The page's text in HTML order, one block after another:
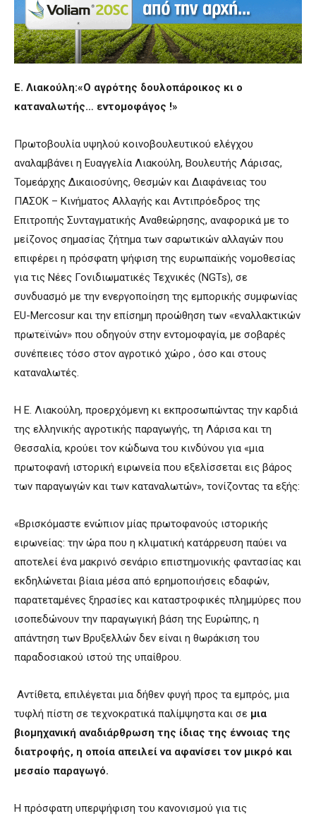
Ε. Λιακούλη:«Ο αγρότης δουλοπάροικος κι ο
καταναλωτής… εντομοφάγος !»
Πρωτοβουλία υψηλού κοινοβουλευτικού ελέγχου
αναλαμβάνει η Ευαγγελία Λιακούλη, Βουλευτής Λάρισας,
Τομεάρχης Δικαιοσύνης, Θεσμών και Διαφάνειας του
ΠΑΣΟΚ – Κινήματος Αλλαγής και Αντιπρόεδρος της
Επιτροπής Συνταγματικής Αναθεώρησης, αναφορικά με το
μείζονος σημασίας ζήτημα των σαρωτικών αλλαγών που
επιφέρει η πρόσφατη ψήφιση της ευρωπαϊκής νομοθεσίας
για τις Νέες Γονιδιωματικές Τεχνικές (NGTs), σε
συνδυασμό με την ενεργοποίηση της εμπορικής συμφωνίας
EU-Mercosur και την επίσημη προώθηση των «εναλλακτικών
πρωτεϊνών» που οδηγούν στην εντομοφαγία, με σοβαρές
συνέπειες τόσο στον αγροτικό χώρο , όσο και στους
καταναλωτές.
Η Ε. Λιακούλη, προερχόμενη κι εκπροσωπώντας την καρδιά
της ελληνικής αγροτικής παραγωγής, τη Λάρισα και τη
Θεσσαλία, κρούει τον κώδωνα του κινδύνου για «μια
πρωτοφανή ιστορική ειρωνεία που εξελίσσεται εις βάρος
των παραγωγών και των καταναλωτών», τονίζοντας τα εξής:
«Βρισκόμαστε ενώπιον μίας πρωτοφανούς ιστορικής
ειρωνείας: την ώρα που η κλιματική κατάρρευση παύει να
αποτελεί ένα μακρινό σενάριο επιστημονικής φαντασίας και
εκδηλώνεται βίαια μέσα από ερημοποιήσεις εδαφών,
παρατεταμένες ξηρασίες και καταστροφικές πλημμύρες που
ισοπεδώνουν την παραγωγική βάση της Ευρώπης, η
απάντηση των Βρυξελλών δεν είναι η θωράκιση του
παραδοσιακού ιστού της υπαίθρου.
Αντίθετα, επιλέγεται μια δήθεν φυγή προς τα εμπρός, μια
τυφλή πίστη σε τεχνοκρατικά παλίμψηστα και σε μια
βιομηχανική αναδιάρθρωση της ίδιας της έννοιας της
διατροφής, η οποία απειλεί να αφανίσει τον μικρό και
μεσαίο παραγωγό.
Η πρόσφατη υπερψήφιση του κανονισμού για τις